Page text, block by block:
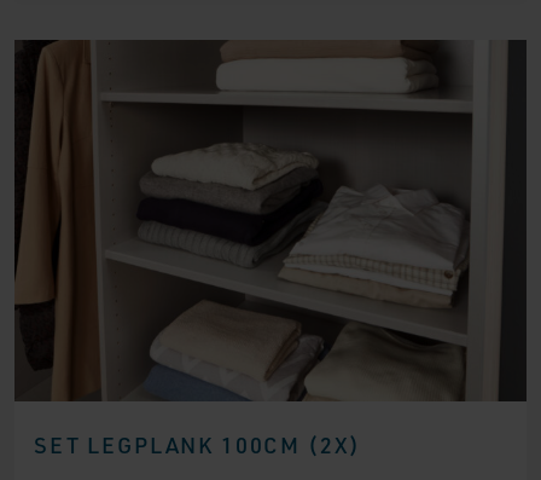
SET LEGPLANK 100CM (2X)